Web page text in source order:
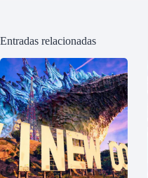
Entradas relacionadas